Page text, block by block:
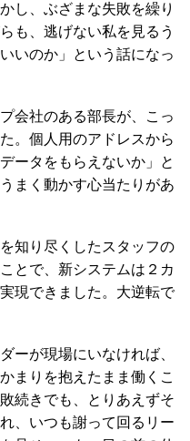
し、ぶざまな失敗を繰り
も、逃げない私を見るう
いのか」という話になっ
会社のある部長が、こっ
。個人用のアドレスから
ータをもらえないか」と
まく動かす心当たりがあ
知り尽くしたスタッフの
とで、新システムは２カ
現できました。大逆転で
ーが現場にいなければ、
まりを抱えたまま働くこ
続きでも、とりあえずそ
、いつも謝って回るリー